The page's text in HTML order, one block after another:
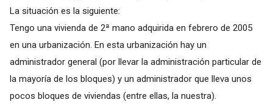
La situación es la siguiente:
Tengo una vivienda de 2ª mano adquirida en febrero de 2005
en una urbanización. En esta urbanización hay un
administrador general (por llevar la administración particular de
la mayoría de los bloques) y un administrador que lleva unos
pocos bloques de viviendas (entre ellas, la nuestra).